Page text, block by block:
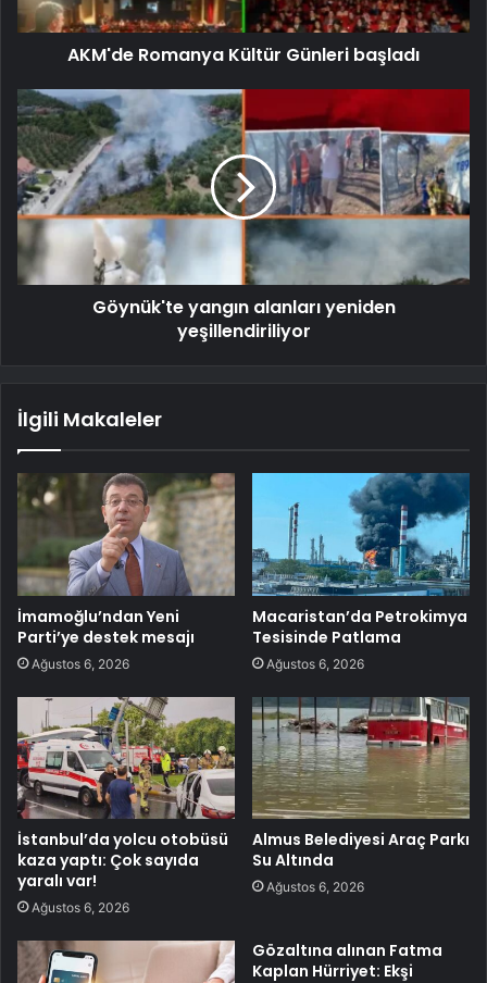
AKM'de Romanya Kültür Günleri başladı
Göynük'te yangın alanları yeniden
yeşillendiriliyor
İlgili Makaleler
İmamoğlu’ndan Yeni
Parti’ye destek mesajı
Ağustos 6, 2026
Macaristan’da Petrokimya
Tesisinde Patlama
Ağustos 6, 2026
İstanbul’da yolcu otobüsü
kaza yaptı: Çok sayıda
yaralı var!
Ağustos 6, 2026
Almus Belediyesi Araç Parkı
Su Altında
Ağustos 6, 2026
Gözaltına alınan Fatma
Kaplan Hürriyet: Ekşi